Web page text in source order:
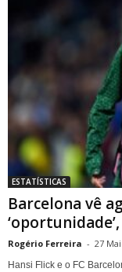
ESTATÍSTICAS
Barcelona vê
Rogério Ferreira - 27
Hansi Flick e o FC